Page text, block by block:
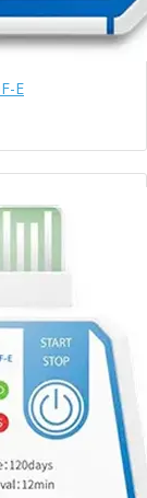
E